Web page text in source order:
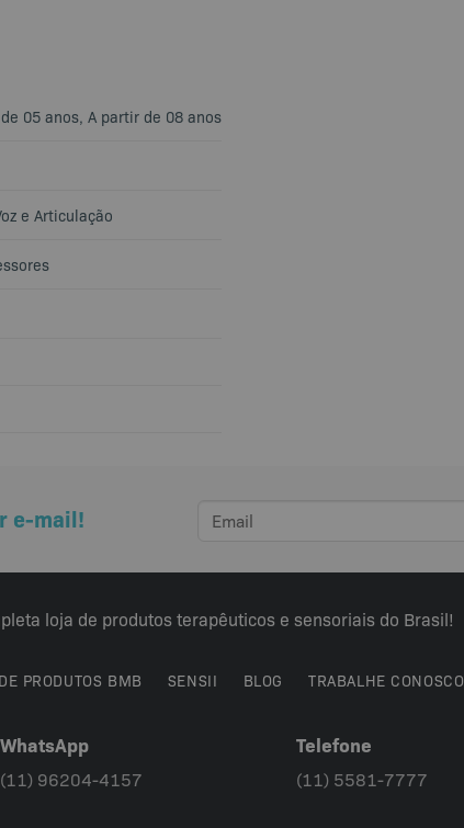
05 anos, A partir de 08 anos
e Articulação
e-mail!
loja de produtos terapêuticos e sensoriais do Brasil!
PRODUTOS BMB SENSII BLOG TRABALHE CONOSCO
WhatsApp
(11) 96204-4157
Telefone
(11) 5581-7777